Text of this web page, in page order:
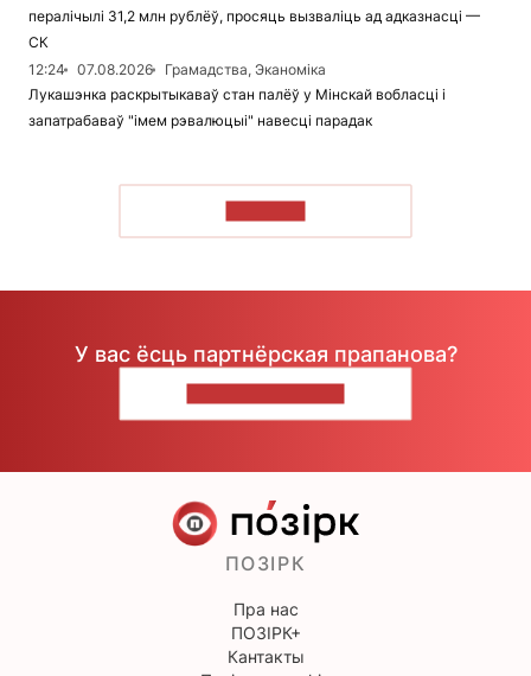
пералічылі 31,2 млн рублёў, просяць вызваліць ад адказнасці —
СК
12:24
07.08.2026
Грамадства, Эканоміка
Лукашэнка раскрытыкаваў стан палёў у Мінскай вобласці і
запатрабаваў "імем рэвалюцыі" навесці парадак
У вас ёсць партнёрская прапанова?
ПОЗІРК
Пра нас
ПОЗІРК+
Кантакты